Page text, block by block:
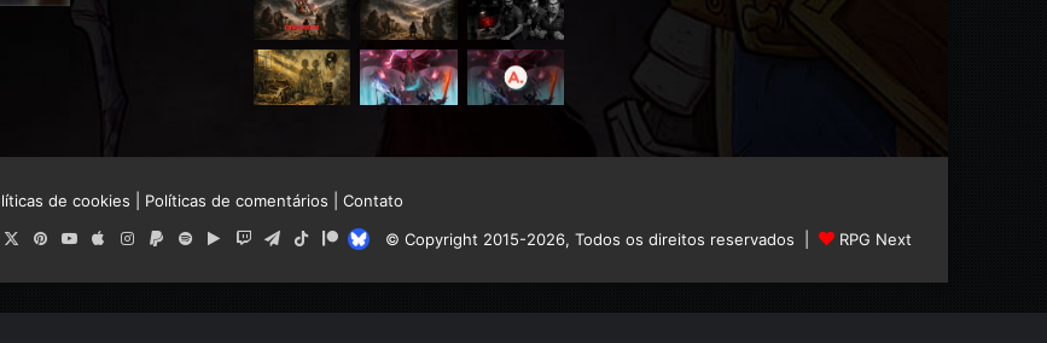
de cookies Políticas de comentários
Contato
© Copyright 2015-2026, Todos os direitos reservados |
RPG Next
X PinterestYouTube
AppleInstagram
PaypalSpotifyGoogleTwitchTelegram
TikTokPatreonBluesky